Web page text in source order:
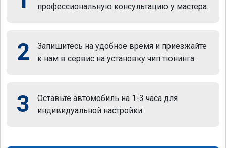
профессиональную консультацию у мастера.
2
Запишитесь на удобное время и приезжайте
к нам в сервис на установку чип тюнинга.
3
Оставьте автомобиль на 1-3 часа для
индивидуальной настройки.